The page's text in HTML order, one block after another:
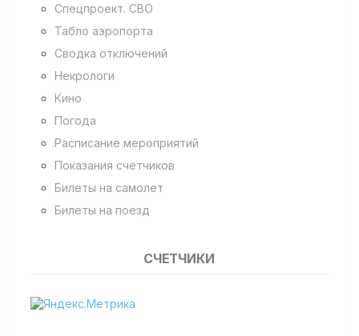
Спецпроект. СВО
Табло аэропорта
Сводка отключений
Некрологи
Кино
Погода
Расписание мероприятий
Показания счетчиков
Билеты на самолет
Билеты на поезд
СЧЕТЧИКИ